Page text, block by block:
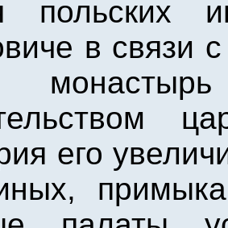
польских
в связи
его